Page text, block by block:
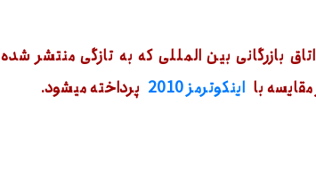
اتاق بازرگانی بین المللی که به تازگی منتشر شده
اینکوترمز 2010 پرداخته میشود.